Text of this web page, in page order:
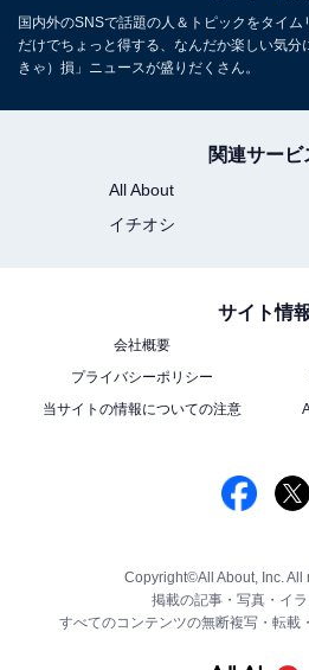
国内外のSNSで話題の人＆トピックをタイ
だけでちょっと得する、なんだか楽しい気分
きゃ）損」ニュースが盛りだくさん。
関連サービ
All About
イチオシ
サイト情
会社概要
プライバシーポリシー
当サイトの情報についての注意
Copyright©All About, Inc. All
掲載の記事・写真・イラ
すべてのコンテンツの無断複写・転載